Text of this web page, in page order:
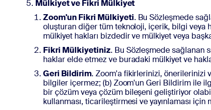
Mülkiyet ve Fikri Mülkiyet
Zoom'un Fikri Mülkiyeti. Bu Sözleşmede
oluşturan diğer tüm teknoloji, içerik, bilgi veya
mülkiyet hakları bizdedir ve mülkiyet veya
Fikri Mülkiyetiniz. Bu Sözleşmede sağlanan
haklar elde etmez ve buradaki mülkiyet ve
Geri Bildirim. Zoom'a fikirlerinizi, önerilerinizi
bilgiler içermez; (b) Zoom'un Geri Bildirim ile
bir çözüm veya çözüm bileşeni geliştiriyor
kullanması, ticarileştirmesi ve yayınlaması